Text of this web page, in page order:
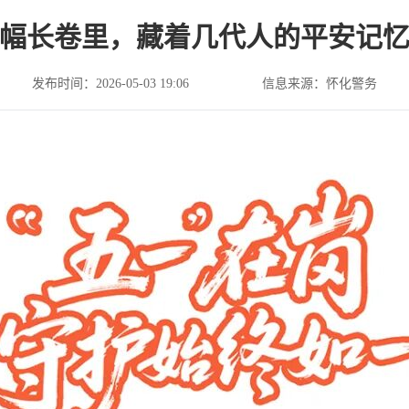
长卷里，藏着几代人的平安记
发布时间：2026-05-03 19:06 信息来源：怀化警务